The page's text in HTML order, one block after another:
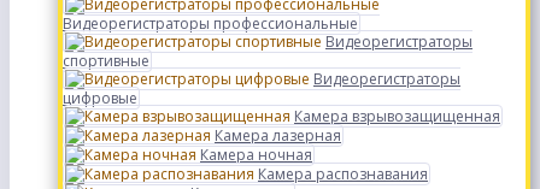
Видеорегистраторы профессиональные
Видеорегистраторы
спортивные
Видеорегистраторы
цифровые
Камера взрывозащищенная
Камера лазерная
Камера ночная
Камера распознавания